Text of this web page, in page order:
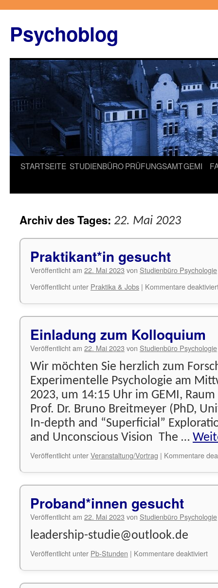
springen
Psychoblog
STARTSEITE STUDIENBÜROPRÜFUNGSAMTGEMI
Archiv des Tages: 22. Mai 2023
Praktikant*in gesucht
Veröffentlicht am 22. Mai 2023 von Studienbüro Psychologie
Veröffentlicht unter Praktika & Jobs | Kommentare
Einladung zum Kolloquium
Veröffentlicht am 22. Mai 2023 von Studienbüro Psychologie
Wir möchten Sie herzlich zum
Experimentelle Psychologie am
2023, um 14:15 Uhr im GEMI,
Prof. Dr. Bruno Breitmeyer (PhD,
In-depth and “Superficial”
and Unconscious Vision The …
Veröffentlicht unterVeranstaltung/Vortrag | Kommentare
Proband*innen gesucht
Veröffentlicht am 22. Mai 2023 von Studienbüro Psychologie
leadership-studie@outlook.de
Veröffentlicht unter Pb-Stunden | Kommentare deaktiviertfür